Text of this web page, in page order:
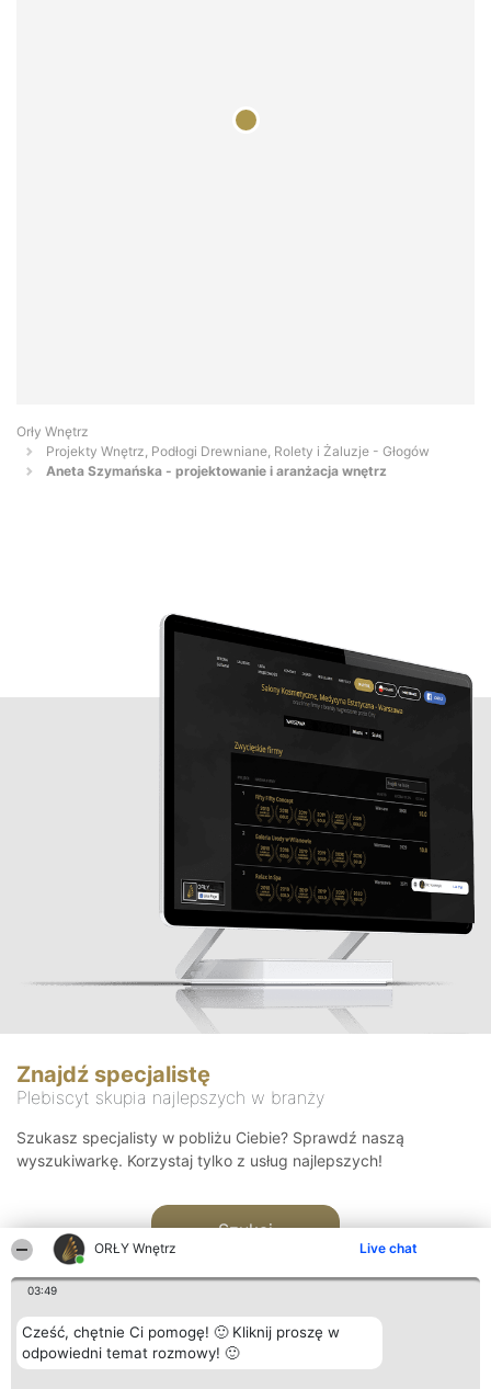
ORŁY Wnętrz Live chat
03:49
Cześć, chętnie Ci pomogę! 🙂 Kliknij proszę w
odpowiedni temat rozmowy! 🙂
Orły Wnętrz
Projekty Wnętrz, Podłogi Drewniane, Rolety i Żaluzje - Głogów
Aneta Szymańska - projektowanie i aranżacja wnętrz
Znajdź specjalistę
Plebiscyt skupia najlepszych w branży
Szukasz specjalisty w pobliżu Ciebie? Sprawdź naszą
wyszukiwarkę. Korzystaj tylko z usług najlepszych!
Szukaj